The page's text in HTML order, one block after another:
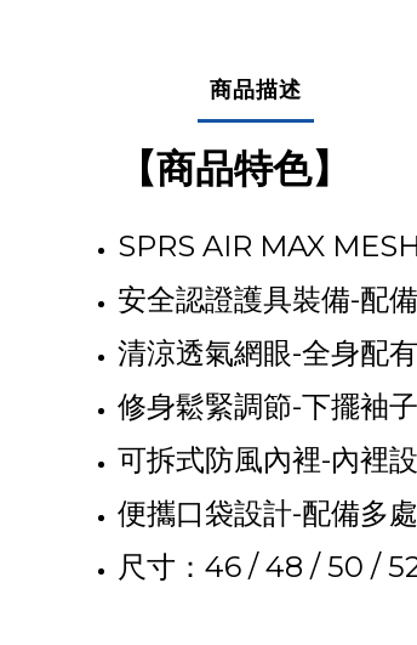
商品描述
【商品特色】
SPRS AIR MAX
安全認證護具裝備-配
清涼透氣網眼-全身配
修身鬆緊調節-下擺袖
可拆式防風內裡-內裡
便攜口袋設計-配備多
尺寸：46 / 48 / 50 /